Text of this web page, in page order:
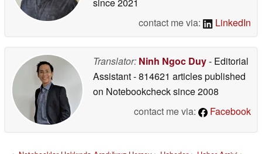
contact me via:
LinkedIn
Translator: Ninh Ngoc Duy- Editorial
Assistant- 814621 articles published
on Notebookchecksince 2008
contact me via:
Facebook